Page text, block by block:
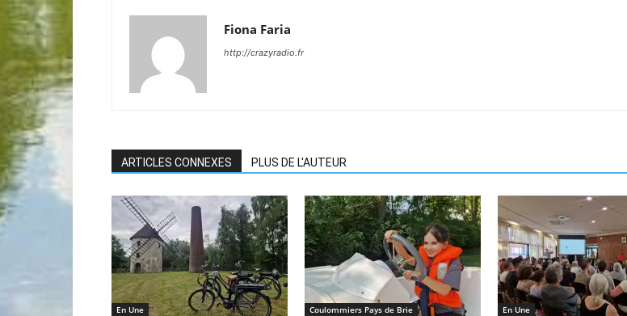
Fiona Faria
http://crazyradio.fr
ARTICLES CONNEXES PLUS DE L'AUTEUR
En Une Coulommiers Pays de Brie En Une